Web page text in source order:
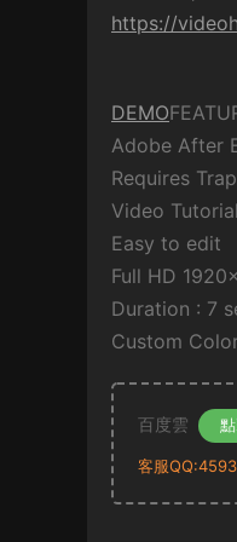
https://
DEMO
Adobe After
Requires
Video
Easy to edit
Full HD
Duration : 7
Custom
百度雲
客服